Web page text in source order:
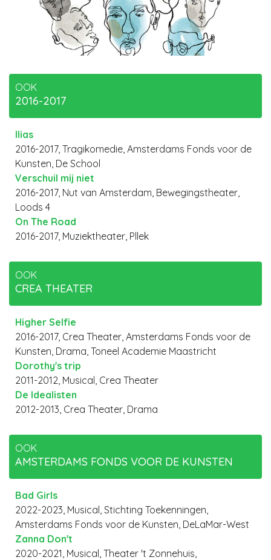
OOK
2016-2017
Ilias
2016-2017, Tragikomedie, Amsterdams Fonds voor de
Kunsten, De School
Verschuil mij niet
2016-2017, Nut van Amsterdam, Bewegingstheater,
Loods 4
On The Road
2016-2017, Muziektheater, Pllek
OOK
CREA THEATER
Higher Selfie
2016-2017, Crea Theater, Amsterdams Fonds voor de
Kunsten, Drama, Toneel Academie Maastricht
Dorothy's trip
2011-2012, Musical, Crea Theater
De Idealisten
2012-2013, Crea Theater, Drama
OOK
AMSTERDAMS FONDS VOOR DE KUNSTEN
Bad Girls
2022-2023, Musical, Stichting Toekenningen,
Amsterdams Fonds voor de Kunsten, DeLaMar-West
Zanna Don't
2020-2021, Musical, Theater 't Zonnehuis,